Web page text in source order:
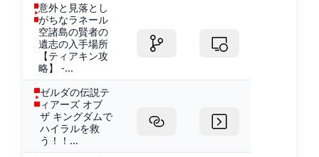
意外と見落とし
がちなラネール
空諸島の賢者の
遺志の入手場所
【ティアキン攻
略】 -...
ゼルダの伝説テ
ィアーズ オブ
ザ キングダムで
ハイラルを救
う！！...